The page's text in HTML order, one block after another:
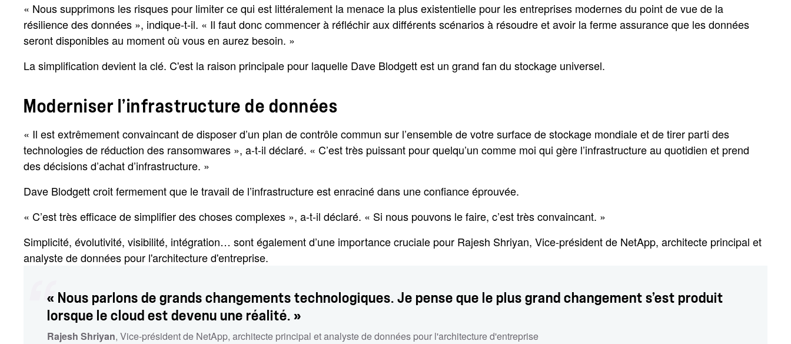
« Nous supprimons les risques pour limiter ce qui est littéralement la menace la plus existentielle pour les entreprises modernes du point de vue de la
résilience des données », indique-t-il. « Il faut donc commencer à réfléchir aux différents scénarios à résoudre et avoir la ferme assurance que les données
seront disponibles au moment où vous en aurez besoin. »
La simplification devient la clé. C'est la raison principale pour laquelle Dave Blodgett est un grand fan du stockage universel.
Moderniser l’infrastructure de données
« Il est extrêmement convaincant de disposer d’un plan de contrôle commun sur l’ensemble de votre surface de stockage mondiale et de tirer parti des
technologies de réduction des ransomwares », a-t-il déclaré. « C’est très puissant pour quelqu’un comme moi qui gère l’infrastructure au quotidien et prend
des décisions d’achat d’infrastructure. »
Dave Blodgett croit fermement que le travail de l’infrastructure est enraciné dans une confiance éprouvée.
« C’est très efficace de simplifier des choses complexes », a-t-il déclaré. « Si nous pouvons le faire, c’est très convaincant. »
Simplicité, évolutivité, visibilité, intégration… sont également d’une importance cruciale pour Rajesh Shriyan, Vice-président de NetApp, architecte principal et
analyste de données pour l'architecture d'entreprise.
« Nous parlons de grands changements technologiques. Je pense que le plus grand changement s’est produit
lorsque le cloud est devenu une réalité. »
Rajesh Shriyan, Vice-président de NetApp, architecte principal et analyste de données pour l'architecture d'entreprise